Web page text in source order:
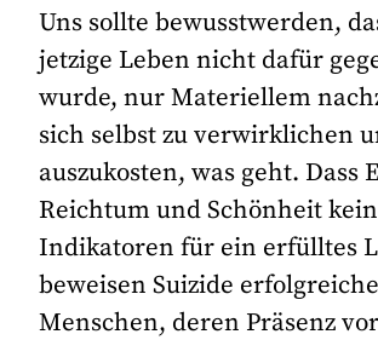
Uns sollte bewusstwerden,
jetzige Leben nicht dafür
wurde, nur Materiellem
sich selbst zu verwirklichen
auszukosten, was geht. Dass
Reichtum und Schönheit
Indikatoren für ein erfülltes
beweisen Suizide
Menschen, deren Präsenz